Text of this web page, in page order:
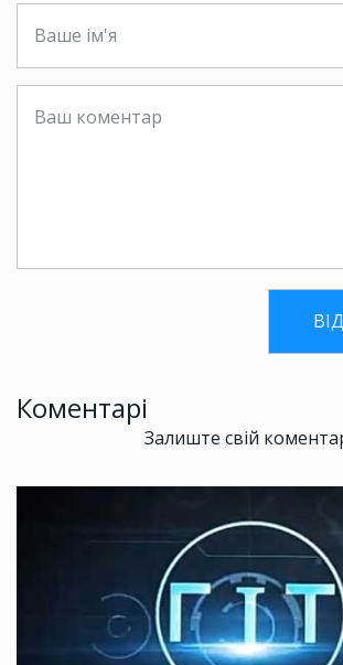
Коментарі
Залиште свій